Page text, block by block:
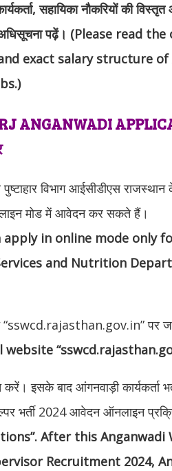
सहायिका नौकरियों की
अधिसूचना पढ़ें। (Please read
exact salary structure of
RJ ANGANWADI
विभाग आईसीडीएस राजस्थान
मोड में आवेदन कर सकते हैं।
apply in online mode only
and Nutrition
“sswcd.rajasthan.gov.in” पर
इसके बाद आंगनवाड़ी कार्यकर्ता
भर्ती 2024 आवेदन ऑनलाइन
After this
Recruitment 2024,